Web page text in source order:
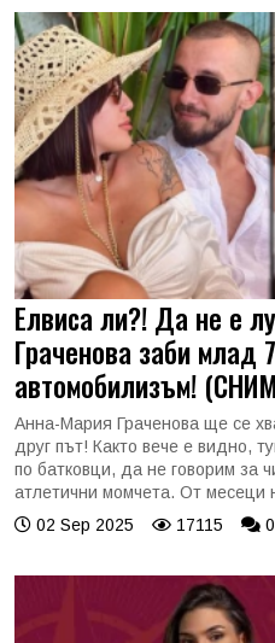
Елвиса ли?! Да не е
Граченова заби млад
автомобилизъм!
Анна-Мария Граченова ще се
друг път! Както вече е видно,
по батковци, да не говорим за
атлетични момчета. От месеци
02 Sep 2025
17115 0